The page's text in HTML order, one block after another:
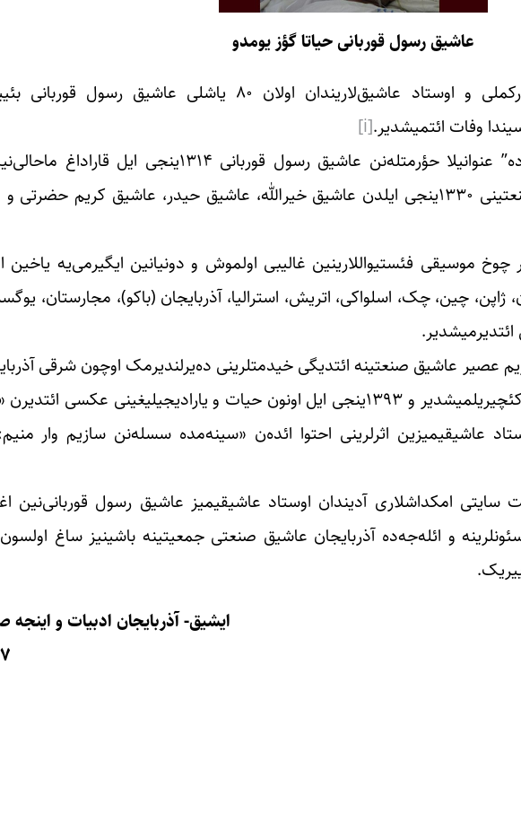
عاشیق رسول قوربانی حیاتا گؤز یومدو
یاییلان خبرلر اساسیندا آذربایجانین گؤرکملی و اوستاد عاشیق‌لاریندان اولان ۸۰ یاشلی
وفات ائتمیشدیر.[i]
ایران اذربایجانی عاشیقلاری ایچینده “دده” عنوانیلا حؤرمتله‌نن عاشیق رسول قوربانی
کندیده دونیایا گؤز آچمیش و عاشیق صنعتینی ۱۳۳۰ینجی ایلدن عاشیق خیرالله، عاشیق حیدر، عاشیق کریم
چوخ موسیقی فئستیواللارینین غالیبی اولموش و دونیانین ایگیرمی‌یه یاخین
چین، چک، اسلواکی، اتریش، استرالیا، آذربایجان (باکو)، مجارستان،
عصیر عاشیق صنعتینه ائتدیگی خیدمتلرینی ده‌یرلندیرمک اوچون شرقی
اداره‌سی طرفیندن اونا یوبلئیی مراسیمی کئچیریلمیشدیر و ۱۳۹۳ینجی ایل اونون حیات و یارادیجیلیغینی
عاشیقیمیزین اثرلرینی احتوا ائده‌ن «سینه‌مده سسله‌نن سازیم وار
سایتی امکداشلاری آدیندان اوستاد عاشیقیمیز عاشیق رسول قوربانی‌نین
و ائله‌جه‌ده آذربایجان عاشیق صنعتی جمعیتینه باشینیز ساغ
ایشیق- آذربایجان ادبیات و
۰۷/